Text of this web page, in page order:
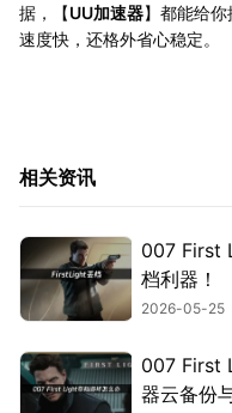
据，【UU加速器】都能给
速度快，还格外省心稳定。
相关资讯
007 First
档利器！
2026-05-25
007 First
器云备份